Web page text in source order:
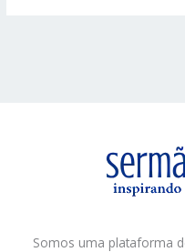
Somos uma plataforma